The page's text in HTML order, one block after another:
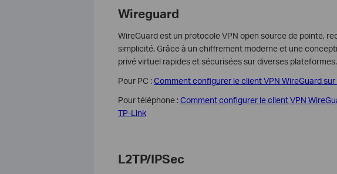
Wireguard
WireGuard est un protocole VPN open source de pointe,
simplicité. Grâce à un chiffrement moderne et une
privé virtuel rapides et sécurisées sur diverses plateformes.
Pour PC :Comment configurer le client VPN WireGuard
Pour téléphone :Comment configurer le client VPN
TP-Link
L2TP/IPSec